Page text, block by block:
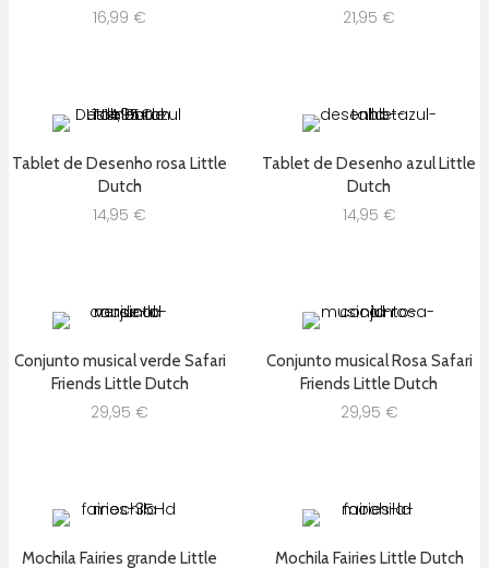
16,99 € 21,95 €
Tablet de Desenho rosa Little
Dutch
14,95 €
Tablet de Desenho azul Little
Dutch
14,95 €
Conjunto musical verde Safari
Friends Little Dutch
29,95 €
Conjunto musical Rosa Safari
Friends Little Dutch
29,95 €
Mochila Fairies grande Little Mochila Fairies Little Dutch